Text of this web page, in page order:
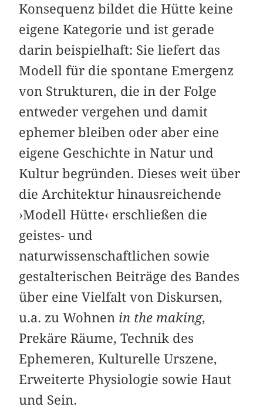
Konsequenz bildet die Hütte keine
eigene Kategorie und ist gerade
darin beispielhaft: Sie liefert das
Modell für die spontane Emergenz
von Strukturen, die in der Folge
entweder vergehen und damit
ephemer bleiben oder aber eine
eigene Geschichte in Natur und
Kultur begründen. Dieses weit über
die Architektur hinausreichende
›Modell Hütte‹ erschließen die
geistes- und
naturwissenschaftlichen sowie
gestalterischen Beiträge des Bandes
über eine Vielfalt von Diskursen,
u.a. zu Wohnen in the making,
Prekäre Räume, Technik des
Ephemeren, Kulturelle Urszene,
Erweiterte Physiologie sowie Haut
und Sein.